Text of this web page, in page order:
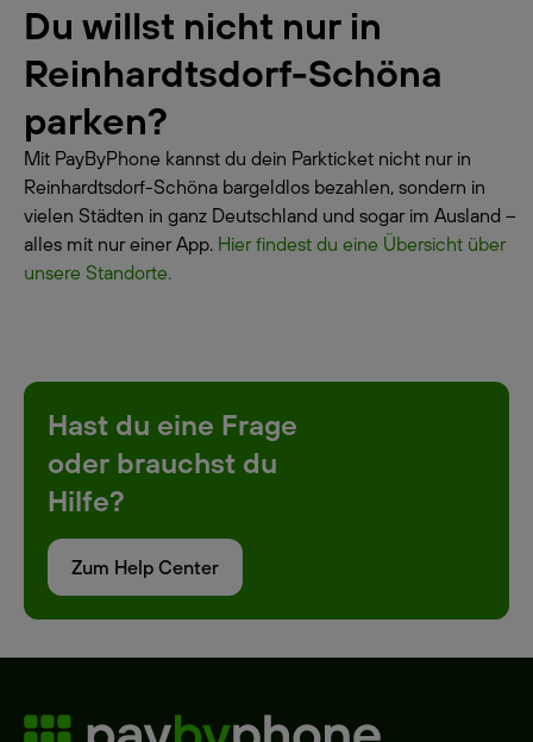
Du willst nicht nur in
Reinhardtsdorf-Schöna
parken?
Mit PayByPhone kannst du dein Parkticket nicht nur in
Reinhardtsdorf-Schöna bargeldlos bezahlen, sondern in
vielen Städten in ganz Deutschland und sogar im Ausland –
alles mit nur einer App. Hier findest du eine Übersicht über
unsere Standorte.
Hast du eine Frage
oder brauchst du
Hilfe?
Zum Help Center